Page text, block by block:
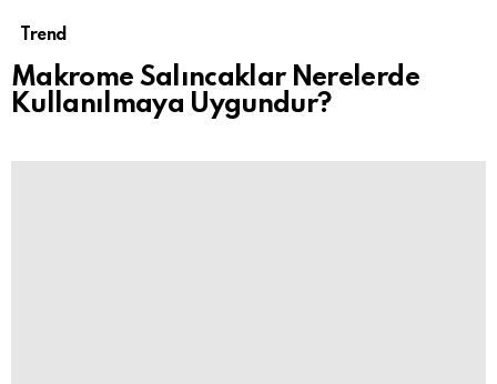
Trend
Makrome Salıncaklar Nerelerde
Kullanılmaya Uygundur?